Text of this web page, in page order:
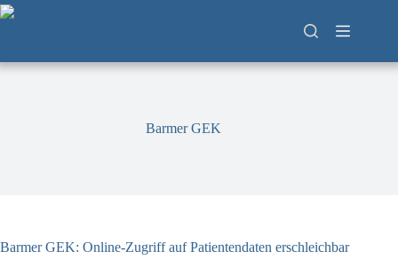
Zum
Inhalt
Barmer GEK
Barmer GEK: Online-Zugriff auf Patientendaten erschleichbar